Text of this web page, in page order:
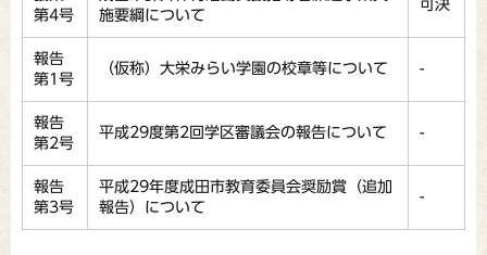
第4号
施要綱について
可決
報告
第1号
（仮称）大栄みらい学園の校章等について -
報告
第2号
平成29度第2回学区審議会の報告について -
報告
第3号
平成29年度成田市教育委員会奨励賞（追加
報告）について
-